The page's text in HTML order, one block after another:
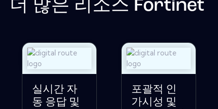
더 많은 리소스 Fortinet
실시간 자
동 응답 및
포괄적 인
가시성 및